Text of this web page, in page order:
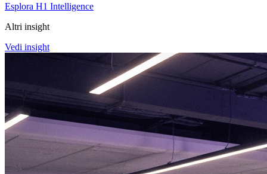
Esplora H1 Intelligence
Altri insight
Vedi insight